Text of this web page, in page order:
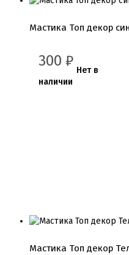
Мастика Топ декор
300 ₽
Нет в
наличии
Мастика Топ декор